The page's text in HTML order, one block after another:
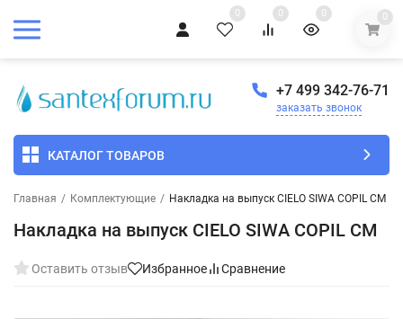
0 0 0 0
+7 499 342-76-71
заказать звонок
КАТАЛОГ ТОВАРОВ
Главная / Комплектующие / Накладка на выпуск CIELO SIWA COPIL CM
Накладка на выпуск CIELO SIWA COPIL CM
Оставить отзыв Избранное Сравнение